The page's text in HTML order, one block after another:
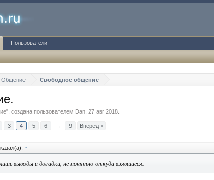
Общение Свободное общение
", создана пользователем Dan 27 авг 2018
3 4 5 6 → 9 Вперёд >
↑
выводы и догадки, не понятно откуда взявшиеся.
Пользователи